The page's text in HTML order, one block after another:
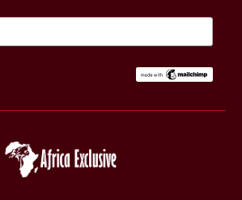
forestière, renforcer les chaînes de valeur
au Cameroun, en République centrafricaine
MONEY
l’Association mondiale des opérateurs de
money en Afrique au cours de l'année
27 % par rapport à 2024. Le rapport intitulé
Report on Mobile Money 2026 » précise